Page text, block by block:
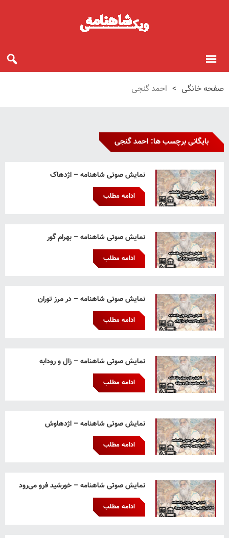
صفحه خانگی > احمد گنجی
بایگانی برچسب ها: احمد گنجی
نمایش صوتی شاهنامه – اژدهاک
ادامه مطلب
نمایش صوتی شاهنامه – بهرام گور
ادامه مطلب
نمایش صوتی شاهنامه – در مرز توران
ادامه مطلب
نمایش صوتی شاهنامه – زال و رودابه
ادامه مطلب
نمایش صوتی شاهنامه – اژدهاوش
ادامه مطلب
نمایش صوتی شاهنامه – خورشید فرو می‌رود
ادامه مطلب